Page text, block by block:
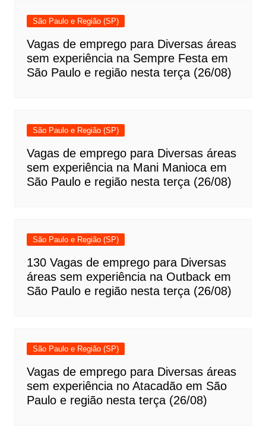
São Paulo e Região (SP)
Vagas de emprego para Diversas áreas
sem experiência na Sempre Festa em
São Paulo e região nesta terça (26/08)
São Paulo e Região (SP)
Vagas de emprego para Diversas áreas
sem experiência na Mani Manioca em
São Paulo e região nesta terça (26/08)
São Paulo e Região (SP)
130 Vagas de emprego para Diversas
áreas sem experiência na Outback em
São Paulo e região nesta terça (26/08)
São Paulo e Região (SP)
Vagas de emprego para Diversas áreas
sem experiência no Atacadão em São
Paulo e região nesta terça (26/08)